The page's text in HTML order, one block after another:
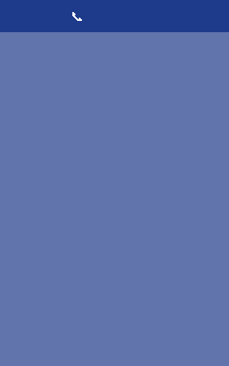
📞